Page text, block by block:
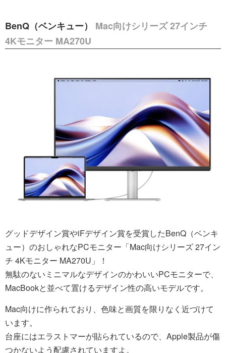
BenQ（ベンキュー） Mac向けシリーズ 27インチ
4Kモニター MA270U
グッドデザイン賞やiFデザイン賞を受賞したBenQ（ベンキ
ュー）のおしゃれなPCモニター「Mac向けシリーズ 27イン
チ 4Kモニター MA270U」！
無駄のないミニマルなデザインのかわいいPCモニターで、
MacBookと並べて置けるデザイン性の高いモデルです。
Mac向けに作られており、色味と画質を限りなく近づけて
います。
台座にはエラストマーが貼られているので、Apple製品が傷
つかないよう配慮されていますよ。